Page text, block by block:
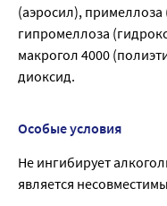
(аэросил),
гипромеллоза
макрогол 4000
диоксид.
Особые условия
Не ингибирует
является